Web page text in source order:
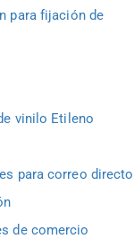
para fijación de
vinilo Etileno
para correo directo
de comercio